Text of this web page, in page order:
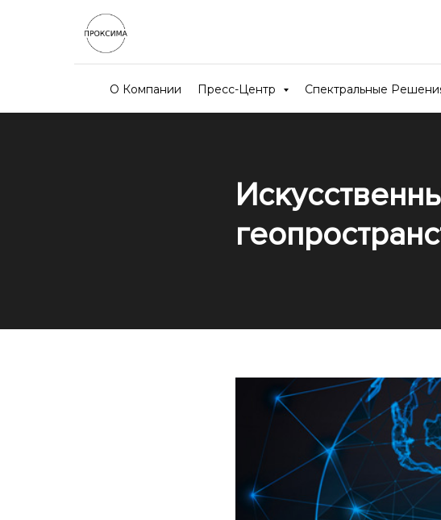
О Компании Пресс-Центр Спектральные